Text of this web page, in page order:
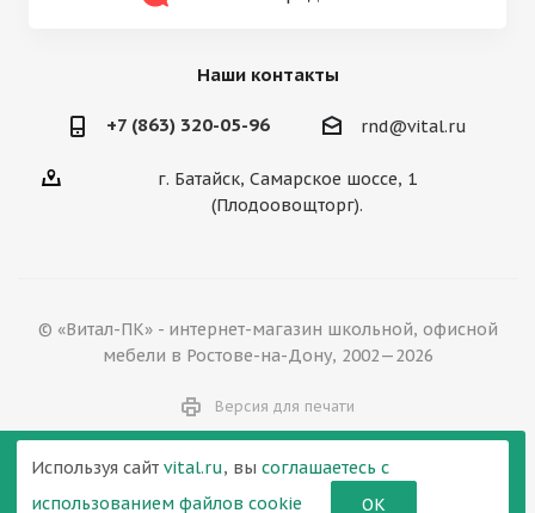
Наши контакты
+7 (863) 320-05-96 rnd@vital.ru
г. Батайск, Самарское шоссе, 1
(Плодоовощторг).
© «Витал-ПК» - интернет-магазин школьной, офисной
мебели в Ростове-на-Дону, 2002—2026
Версия для печати
Используя сайт vital.ru, вы соглашаетесь с
использованием файлов cookie
ОК